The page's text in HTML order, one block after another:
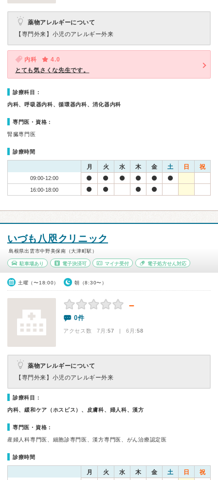
薬物アレルギーについて
【専門外来】 小児のアレルギー外来
内科
4.0
とても気さくな先生です。
診療科目：
内科、呼吸器内科、循環器内科、消化器内科
専門医・資格：
腎臓専門医
診療時間
月 火 水 木 金 土 日 祝
09:00-12:00
16:00-18:00
いづも八咫クリニック
島根県出雲市中野美保南（大津町駅）
駐車場あり 電子決済可 マイナ受付 電子処方せん対応
土曜（〜18:00） 朝（8:30〜）
－
0件
アクセス数 7月:57 | 6月:58
薬物アレルギーについて
【専門外来】 小児のアレルギー外来
診療科目：
内科、緩和ケア（ホスピス）、皮膚科、婦人科、漢方
専門医・資格：
産婦人科専門医、細胞診専門医、漢方専門医、がん治療認定医
診療時間
月 火 水 木 金 土 日 祝